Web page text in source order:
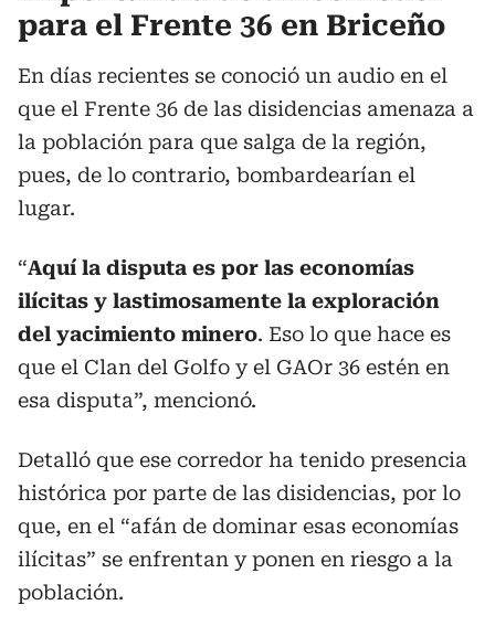
para el Frente 36 en Briceño
En días recientes se conoció un audio en el
que el Frente 36 de las disidencias amenaza a
la población para que salga de la región,
pues, de lo contrario, bombardearían el
lugar.
“Aquí la disputa es por las economías
ilícitas y lastimosamente la exploración
del yacimiento minero. Eso lo que hace es
que el Clan del Golfo y el GAOr 36 estén en
esa disputa”, mencionó.
Detalló que ese corredor ha tenido presencia
histórica por parte de las disidencias, por lo
que, en el “afán de dominar esas economías
ilícitas” se enfrentan y ponen en riesgo a la
población.